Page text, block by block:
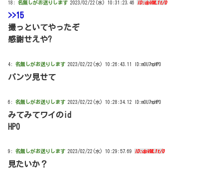
18: 名無しがお送りします 2023/02/22(水) 10:31:23.46 ID:dpVML1t/0
>>15
撮っといてやったぞ
感謝せえや?
4: 名無しがお送りします 2023/02/22(水) 10:26:43.11 ID:m0U7npHP0
パンツ見せて
6: 名無しがお送りします 2023/02/22(水) 10:28:34.12 ID:m0U7npHP0
みてみてワイのid
HP0
9: 名無しがお送りします 2023/02/22(水) 10:29:57.69 ID:dpVML1t/0
見たいか？